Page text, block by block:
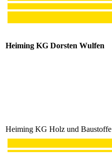
Heiming KG Dorsten Wulfen
Heiming KG Holz und Baustoffe